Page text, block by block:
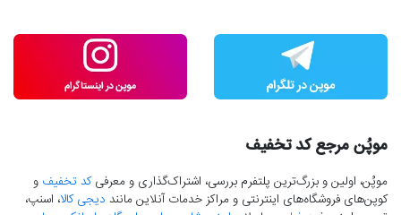
موپُن مرجع کد تخفیف
موپُن، اولین و بزرگ‌ترین پلتفرم بررسی، اشتراک‌گذاری و معرفیکد تخفیف و
کوپن‌های فروشگاه‌های اینترنتی و مراکز خدمات آنلاین مانند دیجی کالا، اسنپ،